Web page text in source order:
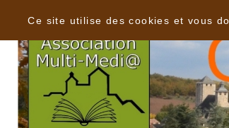
Ce site utilise des cookies et vous